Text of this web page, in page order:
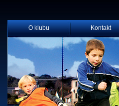
O klubu Kontakt